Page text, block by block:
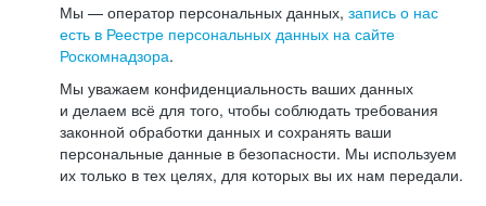
Мы — оператор персональных данных, запись о нас
есть в Реестре персональных данных на сайте
Роскомнадзора.
Мы уважаем конфиденциальность ваших данных
и делаем всё для того, чтобы соблюдать требования
законной обработки данных и сохранять ваши
персональные данные в безопасности. Мы используем
их только в тех целях, для которых вы их нам передали.